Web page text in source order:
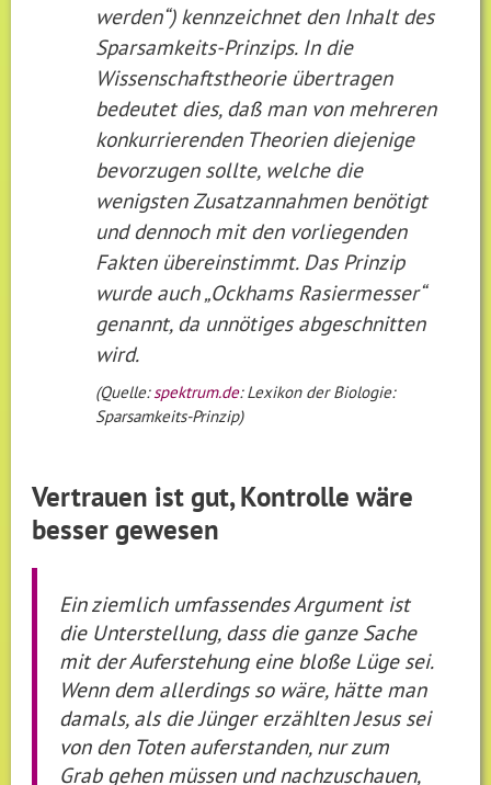
werden“) kennzeichnet den Inhalt des
Sparsamkeits-Prinzips. In die
Wissenschaftstheorie übertragen
bedeutet dies, daß man von mehreren
konkurrierenden Theorien diejenige
bevorzugen sollte, welche die
wenigsten Zusatzannahmen benötigt
und dennoch mit den vorliegenden
Fakten übereinstimmt. Das Prinzip
wurde auch „Ockhams Rasiermesser“
genannt, da unnötiges abgeschnitten
wird.
(Quelle:spektrum.de: Lexikon der Biologie:
Sparsamkeits-Prinzip)
Vertrauen ist gut, Kontrolle wäre
besser gewesen
Ein ziemlich umfassendes Argument ist
die Unterstellung, dass die ganze Sache
mit der Auferstehung eine bloße Lüge sei.
Wenn dem allerdings so wäre, hätte man
damals, als die Jünger erzählten Jesus sei
von den Toten auferstanden, nur zum
Grab gehen müssen und nachzuschauen,